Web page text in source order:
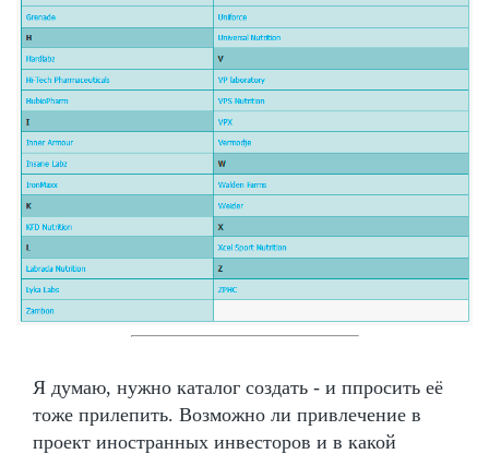
Я думаю, нужно каталог создать - и ппросить её
тоже прилепить. Возможно ли привлечение в
проект иностранных инвесторов и в какой